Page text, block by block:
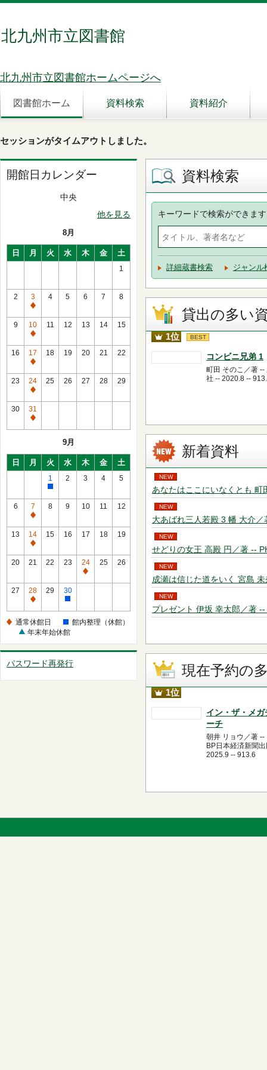
北九州市立図書館
北九州市立図書館ホームページへ
図書館ホーム 資料検索 資料紹介
セッションがタイムアウトしました。
開館日カレンダー
中央
他を見る
8月
日 月 火 水 木 金 土
1
2
3
通
常
休
館
日
4 5 6 7 8
9
10
通
常
休
館
日
11 12 13 14 15
16
17
通
常
休
館
日
18 19 20 21 22
23
24
通
常
休
館
25 26 27 28 29
30
31
通
館
日
9月
日 月 火 水 木 金 土
1
館
内
理
2 3 4 5
6
7
通
常
休
館
8 9 10 11 12
13
14
通
常
館
日
15 16 17 18 19
20 21 22 23
24
通
館
日
25 26
27
28
通
休
日
29
30
館
整
（休
館）
通常休館日
館内整理（休館）
年末年始休館
パスワード再発行
資料検索
キーワードで検索ができます
詳細蔵書検索 ジャンル
貸出の多い
1位 BEST
コンビニ兄弟 1
町田 そのこ／著 --
社 -- 2020.8 --
新着資料
NEW
あなたはここにいなくとも
NEW
大あばれ三人若殿 3 幡 大介
NEW
せどりの女王 高殿 円／著 --
NEW
成瀬は信じた道をいく 宮島
NEW
プレゼント 伊坂 幸太郎／著
現在予約の
1位
イン・ザ・メガ
ーチ
朝井 リョウ／著 --
BP日本経済新聞
2025.9 -- 913.6